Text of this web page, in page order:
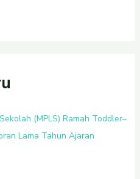
(MPLS) Ramah Toddler–
Lama Tahun Ajaran